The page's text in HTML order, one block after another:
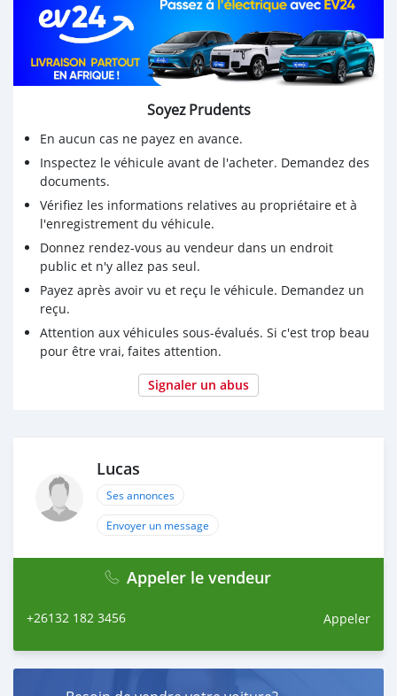
Soyez Prudents
En aucun cas ne payez en avance.
Inspectez le véhicule avant de l'acheter. Demandez des
documents.
Vérifiez les informations relatives au propriétaire et à
l'enregistrement du véhicule.
Donnez rendez-vous au vendeur dans un endroit
public et n'y allez pas seul.
Payez après avoir vu et reçu le véhicule. Demandez un
reçu.
Attention aux véhicules sous-évalués. Si c'est trop beau
pour être vrai, faites attention.
Signaler un abus
Lucas
Ses annonces
Envoyer un message
Appeler le vendeur
+26132 182 3456 Appeler